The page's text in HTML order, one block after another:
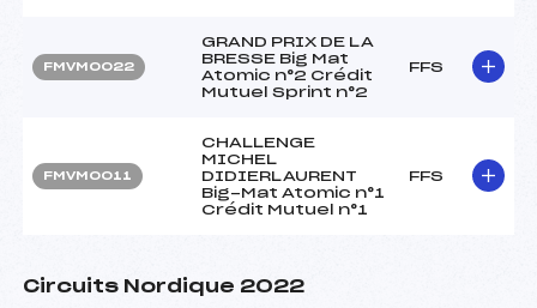
FMVM0022
GRAND PRIX DE LA
BRESSE Big Mat
Atomic n°2 Crédit
Mutuel Sprint n°2
FFS
FMVM0011
CHALLENGE
MICHEL
DIDIERLAURENT
Big-Mat Atomic n°1
Crédit Mutuel n°1
FFS
Circuits Nordique 2022